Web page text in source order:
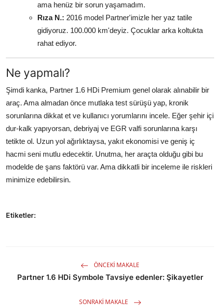
ama henüz bir sorun yaşamadım.
Rıza N.: 2016 model Partner'imizle her yaz tatile
gidiyoruz. 100.000 km'deyiz. Çocuklar arka koltukta
rahat ediyor.
Ne yapmalı?
Şimdi kanka, Partner 1.6 HDi Premium genel olarak alınabilir bir
araç. Ama almadan önce mutlaka test sürüşü yap, kronik
sorunlarına dikkat et ve kullanıcı yorumlarını incele. Eğer şehir içi
dur-kalk yapıyorsan, debriyaj ve EGR valfi sorunlarına karşı
tetikte ol. Uzun yol ağırlıktaysa, yakıt ekonomisi ve geniş iç
hacmi seni mutlu edecektir. Unutma, her araçta olduğu gibi bu
modelde de şans faktörü var. Ama dikkatli bir inceleme ile riskleri
minimize edebilirsin.
Etiketler:
ÖNCEKI MAKALE
Partner 1.6 HDi Symbole Tavsiye edenler: Şikayetler
SONRAKI MAKALE